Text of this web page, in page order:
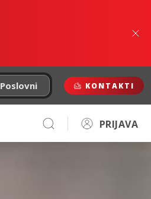
Poslovni KONTAKTI
PRIJAVA